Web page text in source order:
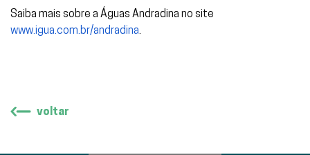
Saiba mais sobre a Águas Andradina no site
www.igua.com.br/andradina
voltar